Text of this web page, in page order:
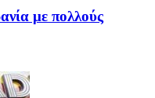
με πολλούς